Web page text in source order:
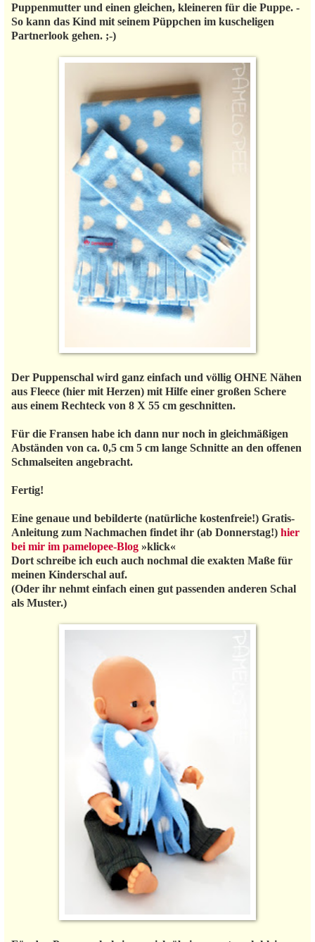
Puppenmutter und einen gleichen, kleineren für die Puppe. -
So kann das Kind mit seinem Püppchen im kuscheligen
Partnerlook gehen. ;-)
Der Puppenschal wird ganz einfach und völlig OHNE Nähen
aus Fleece (hier mit Herzen) mit Hilfe einer großen Schere
aus einem Rechteck von 8 X 55 cm geschnitten.
Für die Fransen habe ich dann nur noch in gleichmäßigen
Abständen von ca. 0,5 cm 5 cm lange Schnitte an den offenen
Schmalseiten angebracht.
Fertig!
Eine genaue und bebilderte (natürliche kostenfreie!) Gratis-
Anleitung zum Nachmachen findet ihr (ab Donnerstag!) hier
bei mir im pamelopee-Blog »klick«
Dort schreibe ich euch auch nochmal die exakten Maße für
meinen Kinderschal auf.
(Oder ihr nehmt einfach einen gut passenden anderen Schal
als Muster.)